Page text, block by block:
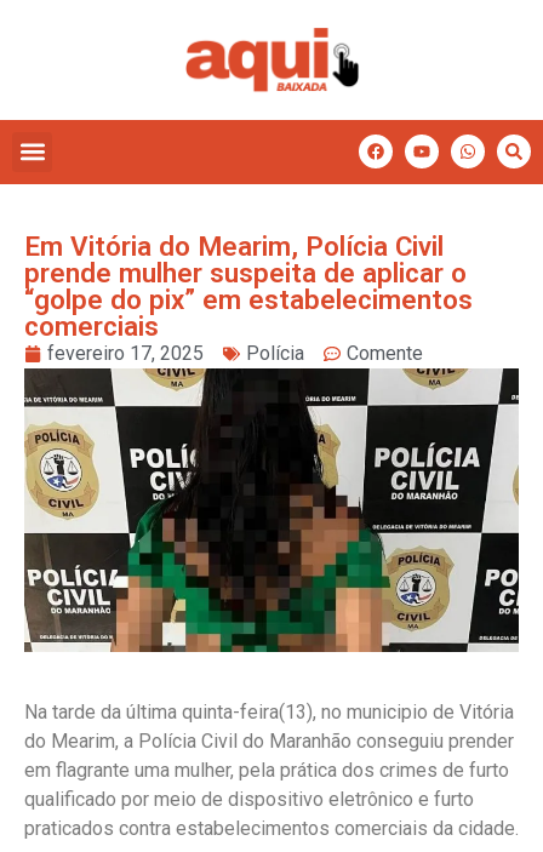
Em Vitória do Mearim, Polícia Civil
prende mulher suspeita de aplicar o
“golpe do pix” em estabelecimentos
comerciais
fevereiro 17, 2025 Polícia Comente
Na tarde da última quinta-feira(13), no municipio de Vitória
do Mearim, a Polícia Civil do Maranhão conseguiu prender
em flagrante uma mulher, pela prática dos crimes de furto
qualificado por meio de dispositivo eletrônico e furto
praticados contra estabelecimentos comerciais da cidade.